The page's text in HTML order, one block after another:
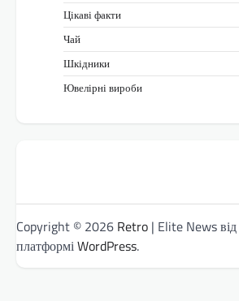
Цікаві факти
Чай
Шкідники
Ювелірні вироби
Copyright © 2026 Retro | Elite News від
платформіWordPress.